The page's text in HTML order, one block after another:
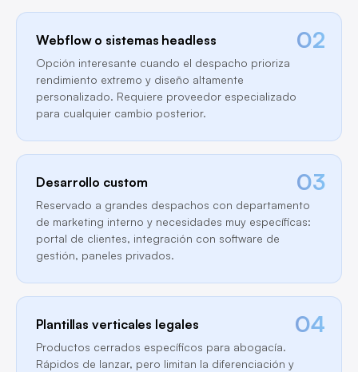
02
Webflow o sistemas headless
Opción interesante cuando el despacho prioriza
rendimiento extremo y diseño altamente
personalizado. Requiere proveedor especializado
para cualquier cambio posterior.
03
Desarrollo custom
Reservado a grandes despachos con departamento
de marketing interno y necesidades muy específicas:
portal de clientes, integración con software de
gestión, paneles privados.
04
Plantillas verticales legales
Productos cerrados específicos para abogacía.
Rápidos de lanzar, pero limitan la diferenciación y